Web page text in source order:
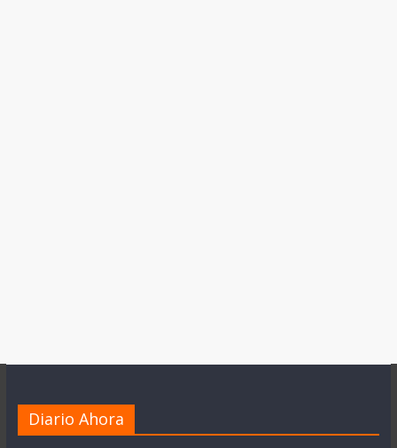
Diario Ahora